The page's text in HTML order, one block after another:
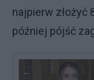
najpierw złożyć
później pójść